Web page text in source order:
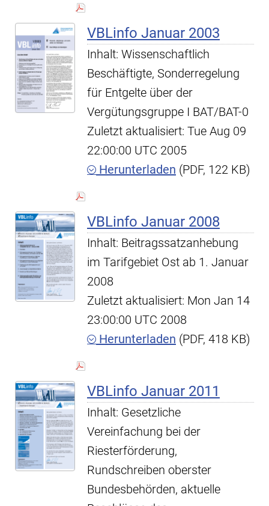
VBLinfo Januar 2003
Inhalt: Wissenschaftlich
Beschäftigte, Sonderregelung
für Entgelte über der
Vergütungsgruppe I BAT/BAT-0
Zuletzt aktualisiert: Tue Aug 09
22:00:00 UTC 2005
Herunterladen (PDF, 122 KB)
VBLinfo Januar 2008
Inhalt: Beitragssatzanhebung
im Tarifgebiet Ost ab 1. Januar
2008
Zuletzt aktualisiert: Mon Jan 14
23:00:00 UTC 2008
Herunterladen (PDF, 418 KB)
VBLinfo Januar 2011
Inhalt: Gesetzliche
Vereinfachung bei der
Riesterförderung,
Rundschreiben oberster
Bundesbehörden, aktuelle